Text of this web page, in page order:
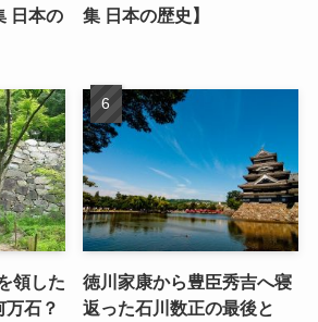
日本の
集 日本の歴史】
領した
石？
徳川家康から豊臣秀吉へ寝
返った石川数正の最後と